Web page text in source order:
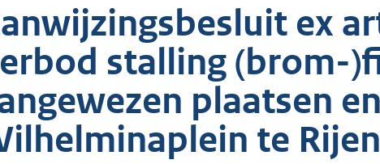
ex
stalling (brom-
plaatsen
te Rijen